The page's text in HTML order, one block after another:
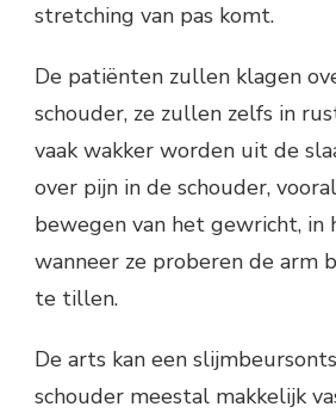
stretching van pas komt.
De patiënten zullen klagen
schouder, ze zullen zelfs in
vaak wakker worden uit de
over pijn in de schouder,
bewegen van het gewricht, in
wanneer ze proberen de arm
te tillen.
De arts kan een
schouder meestal makkelijk